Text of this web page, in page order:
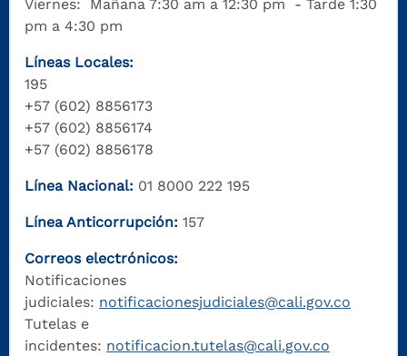
Viernes: Mañana 7:30 am a 12:30 pm - Tarde 1:30
pm a 4:30 pm
Líneas Locales:
195
+57 (602) 8856173
+57 (602) 8856174
+57 (602) 8856178
Línea Nacional: 01 8000 222 195
Línea Anticorrupción: 157
Correos electrónicos:
Notificaciones
judiciales: notificacionesjudiciales@cali.gov.co
Tutelas e
incidentes: notificacion.tutelas@cali.gov.co